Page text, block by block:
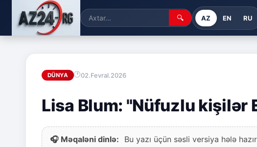
🔍 AZ EN RU
DÜNYA 02.Fevral.2026
Lisa Blum: "Nüfuzlu kişilər
🎧 Məqaləni dinlə: Bu yazı üçün səsli versiya hələ